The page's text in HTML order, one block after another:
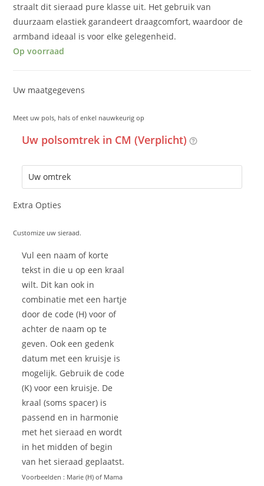
straalt dit sieraad pure klasse uit. Het gebruik van
duurzaam elastiek garandeert draagcomfort, waardoor de
armband ideaal is voor elke gelegenheid.
Op voorraad
Uw maatgegevens
Meet uw pols, hals of enkel nauwkeurig op
Uw polsomtrek in CM (Verplicht)
Extra Opties
Customize uw sieraad.
Vul een naam of korte
tekst in die u op een kraal
wilt. Dit kan ook in
combinatie met een hartje
door de code (H) voor of
achter de naam op te
geven. Ook een gedenk
datum met een kruisje is
mogelijk. Gebruik de code
(K) voor een kruisje. De
kraal (soms spacer) is
passend en in harmonie
met het sieraad en wordt
in het midden of begin
van het sieraad geplaatst.
Voorbeelden : Marie (H) of Mama